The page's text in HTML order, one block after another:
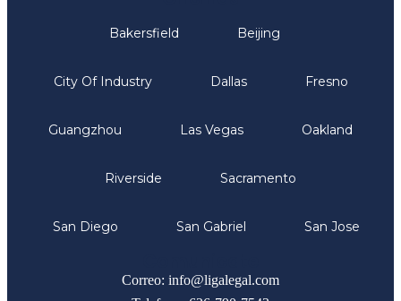
Bakersfield Beijing
City Of Industry Dallas Fresno
Guangzhou Las Vegas Oakland
Riverside Sacramento
San Diego San Gabriel San Jose
Correo: info@ligalegal.com